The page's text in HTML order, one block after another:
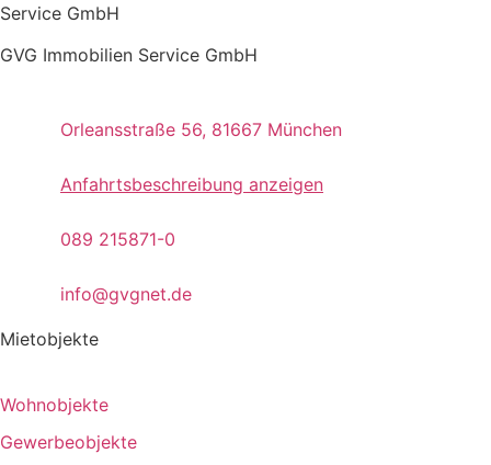
Service GmbH
GVG Immobilien Service GmbH
Orleansstraße 56, 81667 München
Anfahrtsbeschreibung anzeigen
089 215871-0
info@gvgnet.de
Mietobjekte
Wohnobjekte
Gewerbeobjekte